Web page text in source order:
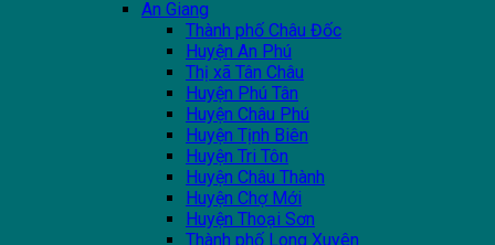
An Giang
Thành phố Châu Đốc
Huyện An Phú
Thị xã Tân Châu
Huyện Phú Tân
Huyện Châu Phú
Huyện Tịnh Biên
Huyện Tri Tôn
Huyện Châu Thành
Huyện Chợ Mới
Huyện Thoại Sơn
Thành phố Long Xuyên